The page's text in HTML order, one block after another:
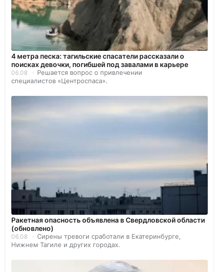
4 метра песка: тагильские спасатели рассказали о
поисках девочки, погибшей под завалами в карьере
06.08
Решается вопрос о привлечении
специалистов «Центроспаса».
️Ракетная опасность объявлена в Свердловской области
(обновлено)
06.08
Сирены тревоги сработали в Екатеринбурге,
Нижнем Тагиле и других городах.